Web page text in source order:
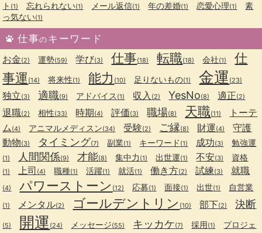
ト (1) 忘れられない(1) メール返信(1) 年の差婚(1) 恋愛心理(1)
素
っ気ない(1)
仕事のキーワード
お金(2) 運勢(59) 学び(3) 仕事(18) 転職(18) 会社(1)
仕
事運 (14) 将来性(1) 能力 (10) 足りないもの(1) 金運 (23)
独立(3) 適職(9) アドバイス (1) 収入 (2) YesNo(8) 適正(2)
退職(2) 相性(33) 時期(4) 評価(3) 職場(8) 天職(11)
トーテ
ム(4) アニマルメディスン(34) 受験(2) ご縁(8) 財運(4)
守護
動物(3) タイミング(7) 副業(1) キーワード (1) 成功(3) 勉強運
(1) 人間関係(9) 才能(8) 集中力 (1) 出世運(1) 不安(3) 資格
(1) 上司 (4) 職種(1) 活躍(1) 就活(1) 働き方(2) 試練(3) 就職
(4) パワーストーン (12) 応募(1) 面接(1) 出世(1) 自営業
(1) メンタル(2) ゴールデントリン (10) 部下(2) 決断
(5) 開運 (24) メッセージ(55) キッカケ(7) 採用(1)
プロジェ